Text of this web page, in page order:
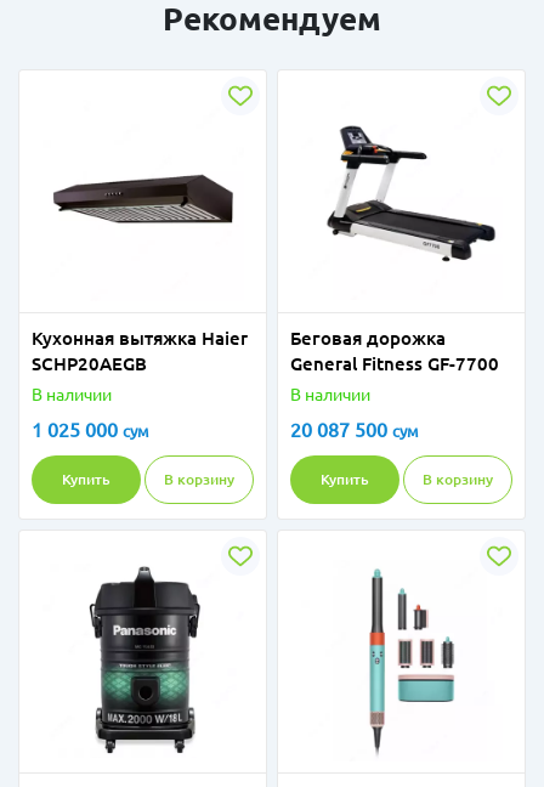
Рекомендуем
Кухонная вытяжка Haier
SCHP20AEGB
В наличии
1 025 000 сум
Купить В корзину
Беговая дорожка
General Fitness GF-7700
В наличии
20 087 500 сум
Купить В корзину